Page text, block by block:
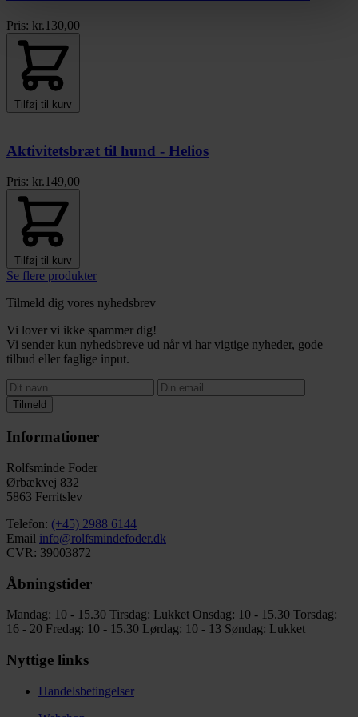
Pris: kr.130,00
Tilføj til kurv
Aktivitetsbræt til hund - Helios
Pris: kr.149,00
Tilføj til kurv
Se flere produkter
Tilmeld dig vores nyhedsbrev
Vi lover vi ikke spammer dig!
Vi sender kun nyhedsbreve ud når vi har vigtige nyheder, gode
tilbud eller faglige input.
Tilmeld
Informationer
Rolfsminde Foder
Ørbækvej 832
5863 Ferritslev
Telefon: (+45) 2988 6144
Email info@rolfsmindefoder.dk
CVR: 39003872
Åbningstider
Mandag: 10 - 15.30 Tirsdag: Lukket Onsdag: 10 - 15.30 Torsdag:
16 - 20 Fredag: 10 - 15.30 Lørdag: 10 - 13 Søndag: Lukket
Nyttige links
Handelsbetingelser